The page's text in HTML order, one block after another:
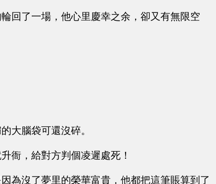
回了一場，他心里慶幸之余，卻又有無限空
大腦袋可還沒碎。
衙，給對方判個凌遲處死！
為沒了夢里的榮華富貴，他都把這筆賬算到了